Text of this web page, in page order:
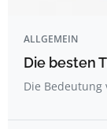
ALLGEMEIN
Die besten
Die